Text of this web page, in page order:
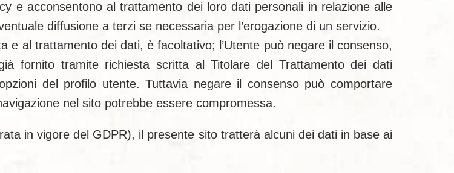
e acconsentono al trattamento dei loro dati personali in relazione alle
diffusione a terzi se necessaria per l’erogazione di un servizio.
e al trattamento dei dati, è facoltativo; l’Utente può negare il consenso,
fornito tramite richiesta scritta al Titolare del Trattamento dei dati
del profilo utente. Tuttavia negare il consenso può comportare
nel sito potrebbe essere compromessa.
del GDPR), il presente sito tratterà alcuni dei dati in base ai